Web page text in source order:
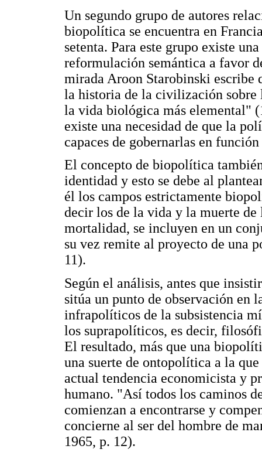
Un segundo grupo de autores
biopolítica se encuentra en
setenta. Para este grupo existe
reformulación semántica a favor
mirada Aroon Starobinski
la historia de la civilización sobre
la vida biológica más elemental"
existe una necesidad de que la
capaces de gobernarlas en
El concepto de biopolítica
identidad y esto se debe al
él los campos estrictamente
decir los de la vida y la muerte
mortalidad, se incluyen en un
su vez remite al proyecto de una
11).
Según el análisis, antes que
sitúa un punto de observación en
infrapolíticos de la subsistencia
los suprapolíticos, es decir,
El resultado, más que una
una suerte de ontopolítica a la
actual tendencia economicista y
humano. "Así todos los caminos
comienzan a encontrarse y
concierne al ser del hombre de
1965, p. 12).